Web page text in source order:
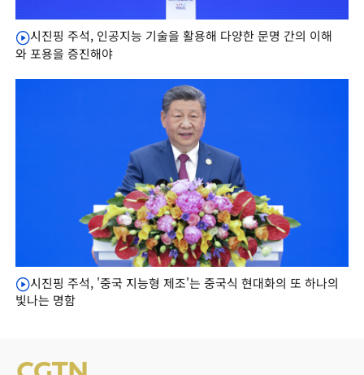
시진핑 주석, 인공지능 기술을 활용해 다양한 문명 간의 이해
와 포용을 증진해야
시진핑 주석, '중국 지능형 제조'는 중국식 현대화의 또 하나의
빛나는 명함